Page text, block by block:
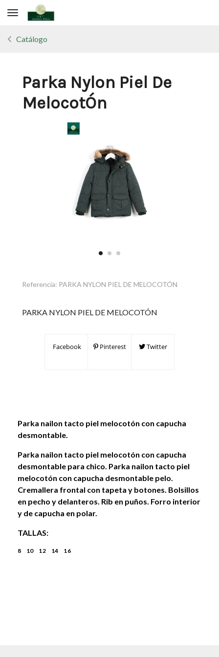
Toggle navigation
Catálogo
Parka Nylon Piel De
MelocotÓn
Referencia: PARKA NYLON PIEL DE MELOCOTÓN
PARKA NYLON PIEL DE MELOCOTÓN
Facebook Pinterest Twitter
Parka nailon tacto piel melocotón con capucha
desmontable.
Parka nailon tacto piel melocotón con capucha
desmontable para chico. Parka nailon tacto piel
melocotón con capucha desmontable pelo.
Cremallera frontal con tapeta y botones. Bolsillos
en pecho y delanteros. Rib en puños. Forro interior
y de capucha en polar.
TALLAS:
8 10 12 14 16